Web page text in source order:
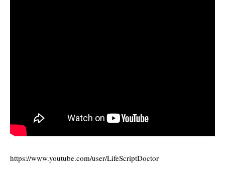
https://www.youtube.com/user/LifeScriptDoctor